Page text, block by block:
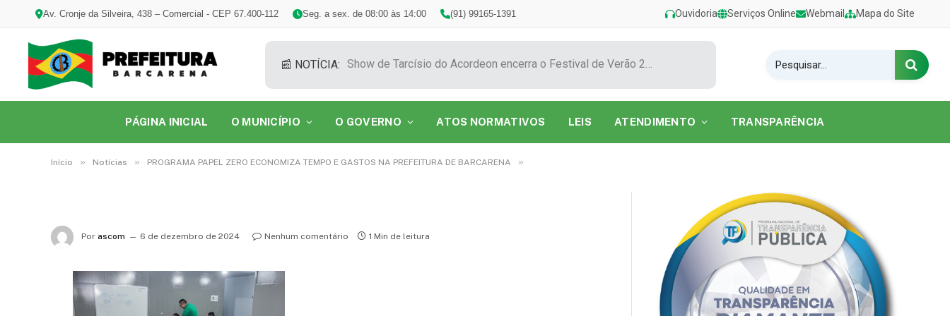
Av. Cronje da Silveira, 438 – Comercial - CEP 67.400-112 Seg. a sex. de 08:00 às 14:00 (91) 99165-1391 Ouvidoria Serviços Online Webmail Mapa do Site
📰 NOTÍCIA: Show de Tarcísio do Acordeon encerra o Festival de Verão 2026 na Praia do Caripi
PÁGINA INICIAL O MUNICÍPIO O GOVERNO ATOS NORMATIVOS LEIS ATENDIMENTO TRANSPARÊNCIA
Início » Notícias » PROGRAMA PAPEL ZERO ECONOMIZA TEMPO E GASTOS NA PREFEITURA DE BARCARENA »
Por ascom 6 de dezembro de 2024 Nenhum comentário 1 Min de leitura